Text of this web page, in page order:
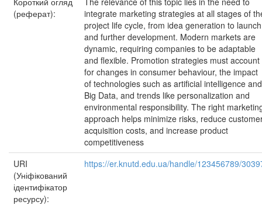
(реферат):
integrate marketing strategies at all stages of
project life cycle, from idea generation to launch
and further development. Modern markets are
dynamic, requiring companies to be adaptable
and flexible. Promotion strategies must account
for changes in consumer behaviour, the impact
of technologies such as artificial intelligence and
Big Data, and trends like personalization and
environmental responsibility. The right
approach helps minimize risks, reduce
acquisition costs, and increase product
competitiveness
URI
(Уніфікований
ідентифікатор
ресурсу):
https://er.knutd.edu.ua/handle/123456789/